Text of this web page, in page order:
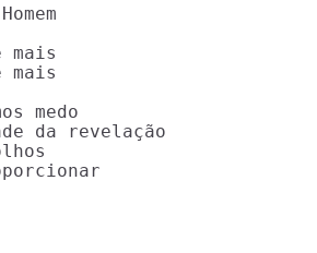
mais
mais
medo
da revelação